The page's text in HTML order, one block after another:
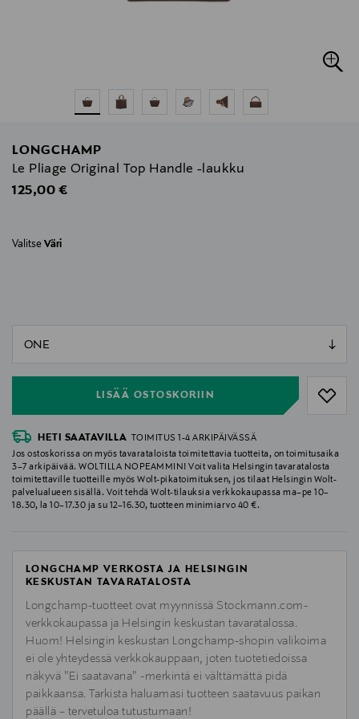
LONGCHAMP
Le Pliage Original Top Handle -laukku
Original Price
125,00 €
Valitse Väri
LISÄÄ OSTOSKORIIN
HETI SAATAVILLA
TOIMITUS 1-4 ARKIPÄIVÄSSÄ
Jos ostoskorissa on myös tavarataloista toimitettavia tuotteita, on toimitusaika
3–7 arkipäivää. WOLTILLA NOPEAMMIN! Voit valita Helsingin tavaratalosta
toimitettaville tuotteille myös Wolt-pikatoimituksen, jos tilaat Helsingin Wolt-
palvelualueen sisällä. Voit tehdä Wolt-tilauksia verkkokaupassa ma–pe 10–
18.30, la 10–17.30 ja su 12–16.30, tuotteen minimiarvo 40 €.
LONGCHAMP VERKOSTA JA HELSINGIN
KESKUSTAN TAVARATALOSTA
Longchamp-tuotteet ovat myynnissä Stockmann.com-
verkkokaupassa ja Helsingin keskustan tavaratalossa.
Huom! Helsingin keskustan Longchamp-shopin valikoima
ei ole yhteydessä verkkokauppaan, joten tuotetiedoissa
näkyvä "Ei saatavana" -merkintä ei välttämättä pidä
paikkaansa. Tarkista haluamasi tuotteen saatavuus paikan
päällä – tervetuloa tutustumaan!